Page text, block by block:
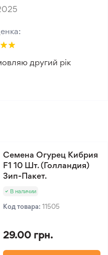
другий рік
Семена Огурец Кибрия
F1 10 Шт. (Голландия)
Зип-Пакет.
В наличии
Код товара: 11505
29.00 грн.